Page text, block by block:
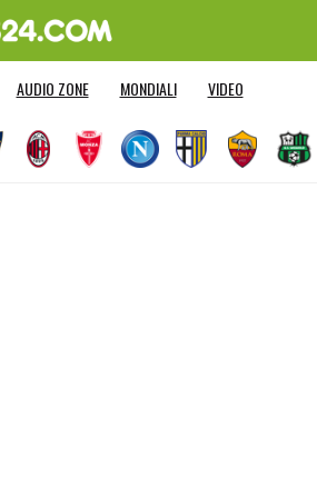
AUDIO ZONE MONDIALI VIDEO